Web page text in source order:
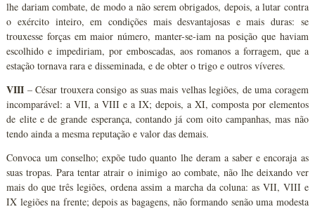
lhe dariam combate, de modo a não serem obrigados, depois, a lutar contra
o exército inteiro, em condições mais desvantajosas e mais duras: se
trouxesse forças em maior número, manter-se-iam na posição que haviam
escolhido e impediriam, por emboscadas, aos romanos a forragem, que a
estação tornava rara e disseminada, e de obter o trigo e outros víveres.
VIII – César trouxera consigo as suas mais velhas legiões, de uma coragem
incomparável: a VII, a VIII e a IX; depois, a XI, composta por elementos
de elite e de grande esperança, contando já com oito campanhas, mas não
tendo ainda a mesma reputação e valor das demais.
Convoca um conselho; expõe tudo quanto lhe deram a saber e encoraja as
suas tropas. Para tentar atrair o inimigo ao combate, não lhe deixando ver
mais do que três legiões, ordena assim a marcha da coluna: as VII, VIII e
IX legiões na frente; depois as bagagens, não formando senão uma modesta